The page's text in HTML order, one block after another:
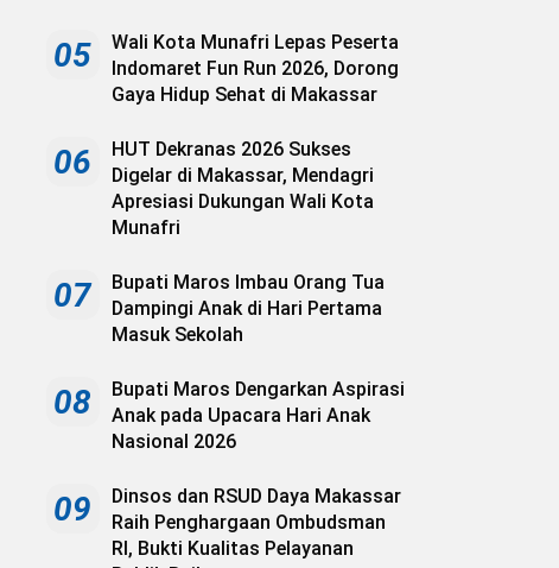
05
Wali Kota Munafri Lepas Peserta
Indomaret Fun Run 2026, Dorong
Gaya Hidup Sehat di Makassar
06
HUT Dekranas 2026 Sukses
Digelar di Makassar, Mendagri
Apresiasi Dukungan Wali Kota
Munafri
07
Bupati Maros Imbau Orang Tua
Dampingi Anak di Hari Pertama
Masuk Sekolah
08
Bupati Maros Dengarkan Aspirasi
Anak pada Upacara Hari Anak
Nasional 2026
09
Dinsos dan RSUD Daya Makassar
Raih Penghargaan Ombudsman
RI, Bukti Kualitas Pelayanan